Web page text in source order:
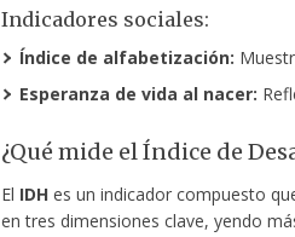
Indicadores sociales:
Índice de alfabetización:
Esperanza de vida al nacer:
¿Qué mide el Índice de
El IDHes un indicador compuesto
en tres dimensiones clave, yendo